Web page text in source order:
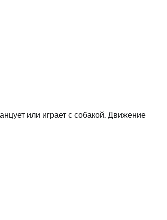
или играет с собакой. Движение